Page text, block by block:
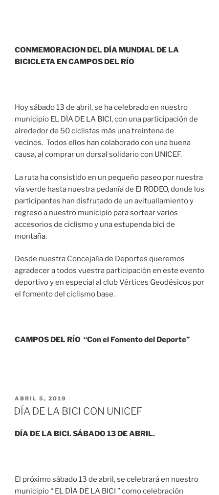
CONMEMORACION DEL DÍA MUNDIAL DE LA
BICICLETA EN CAMPOS DEL RÍO
Hoy sábado 13 de abril, se ha celebrado en nuestro
municipio EL DÍA DE LA BICI, con una participación de
alrededor de 50 ciclistas más una treintena de
vecinos. Todos ellos han colaborado con una buena
causa, al comprar un dorsal solidario con UNICEF.
La ruta ha consistido en un pequeño paseo por nuestra
vía verde hasta nuestra pedanía de El RODEO, donde los
participantes han disfrutado de un avituallamiento y
regreso a nuestro municipio para sortear varios
accesorios de ciclismo y una estupenda bici de
montaña.
Desde nuestra Concejalía de Deportes queremos
agradecer a todos vuestra participación en este evento
deportivo y en especial al club Vértices Geodésicos por
el fomento del ciclismo base.
CAMPOS DEL RÍO “Con el Fomento del Deporte”
ABRIL 5, 2019
DÍA DE LA BICI CON UNICEF
DÍA DE LA BICI. SÁBADO 13 DE ABRIL.
El próximo sábado 13 de abril, se celebrará en nuestro
municipio “ EL DÍA DE LA BICI ” como celebración